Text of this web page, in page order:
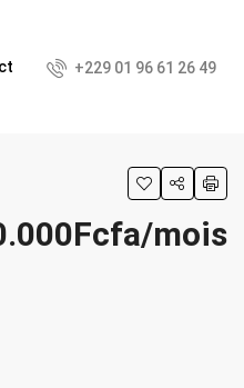
+229 01 96 61 26 49
mois